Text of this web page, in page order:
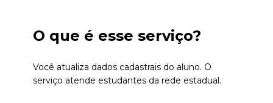
O que é esse serviço?
Você atualiza dados cadastrais do aluno. O
serviço atende estudantes da rede estadual.